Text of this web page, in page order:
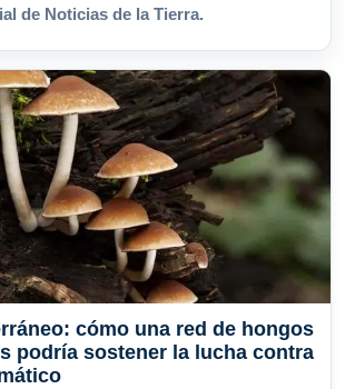
de Noticias de la Tierra.
cómo una red de hongos
podría sostener la lucha contra